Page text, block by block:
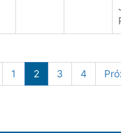
1 2 3 4